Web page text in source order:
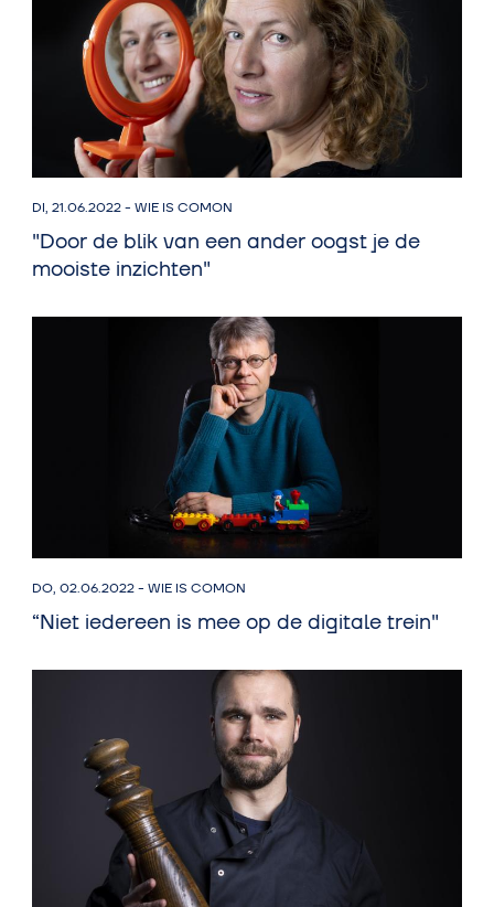
DI, 21.06.2022-WIE IS COMON
"Door de blik van een ander oogst je de
mooiste inzichten"
DO, 02.06.2022-WIE IS COMON
“Niet iedereen is mee op de digitale trein"